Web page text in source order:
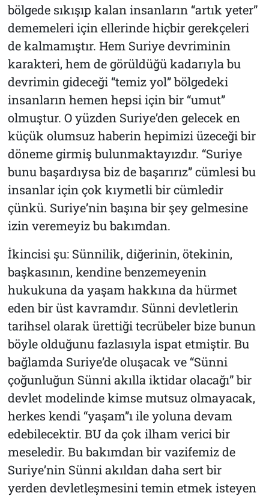
bölgede sıkışıp kalan insanların “artık yeter”
dememeleri için ellerinde hiçbir gerekçeleri
de kalmamıştır. Hem Suriye devriminin
karakteri, hem de görüldüğü kadarıyla bu
devrimin gideceği “temiz yol” bölgedeki
insanların hemen hepsi için bir “umut”
olmuştur. O yüzden Suriye’den gelecek en
küçük olumsuz haberin hepimizi üzeceği bir
döneme girmiş bulunmaktayızdır. “Suriye
bunu başardıysa biz de başarırız” cümlesi bu
insanlar için çok kıymetli bir cümledir
çünkü. Suriye’nin başına bir şey gelmesine
izin veremeyiz bu bakımdan.
İkincisi şu: Sünnilik, diğerinin, ötekinin,
başkasının, kendine benzemeyenin
hukukuna da yaşam hakkına da hürmet
eden bir üst kavramdır. Sünni devletlerin
tarihsel olarak ürettiği tecrübeler bize bunun
böyle olduğunu fazlasıyla ispat etmiştir. Bu
bağlamda Suriye’de oluşacak ve “Sünni
çoğunluğun Sünni akılla iktidar olacağı” bir
devlet modelinde kimse mutsuz olmayacak,
herkes kendi “yaşam”ı ile yoluna devam
edebilecektir. BU da çok ilham verici bir
meseledir. Bu bakımdan bir vazifemiz de
Suriye’nin Sünni akıldan daha sert bir
yerden devletleşmesini temin etmek isteyen